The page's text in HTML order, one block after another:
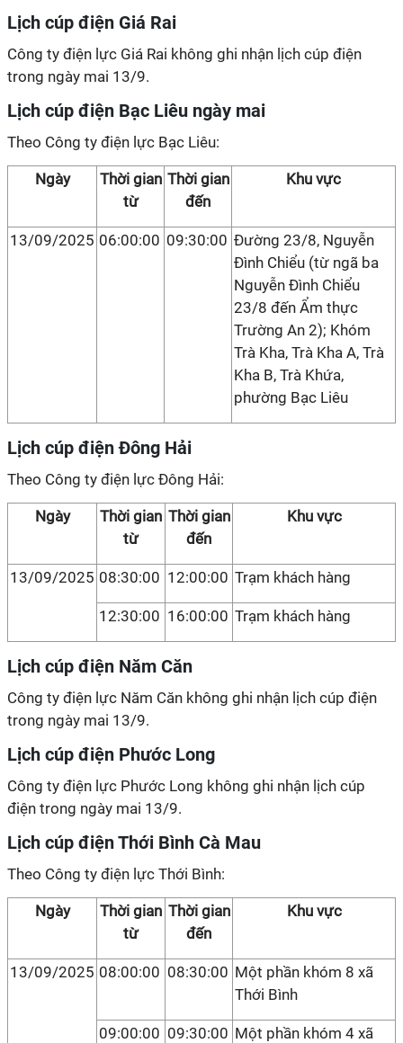
Lịch cúp điện Giá Rai
Công ty điện lực Giá Rai không ghi nhận lịch cúp điện
trong ngày mai 13/9.
Lịch cúp điện Bạc Liêu ngày mai
Theo Công ty điện lực Bạc Liêu:
Ngày
Thời gian
từ
Thời gian
đến
Khu vực
13/09/2025 06:00:00 09:30:00 Đường 23/8, Nguyễn
Đình Chiểu (từ ngã ba
Nguyễn Đình Chiểu
23/8 đến Ẩm thực
Trường An 2); Khóm
Trà Kha, Trà Kha A, Trà
Kha B, Trà Khứa,
phường Bạc Liêu
Lịch cúp điện Đông Hải
Theo Công ty điện lực Đông Hải:
Ngày
Thời gian
từ
Thời gian
đến
Khu vực
13/09/2025 08:30:00 12:00:00 Trạm khách hàng
12:30:00 16:00:00 Trạm khách hàng
Lịch cúp điện Năm Căn
Công ty điện lực Năm Căn không ghi nhận lịch cúp điện
trong ngày mai 13/9.
Lịch cúp điện Phước Long
Công ty điện lực Phước Long không ghi nhận lịch cúp
điện trong ngày mai 13/9.
Lịch cúp điện Thới Bình Cà Mau
Theo Công ty điện lực Thới Bình:
Ngày
Thời gian
từ
Thời gian
đến
Khu vực
13/09/2025 08:00:00 08:30:00 Một phần khóm 8 xã
Thới Bình
09:00:00 09:30:00 Một phần khóm 4 xã